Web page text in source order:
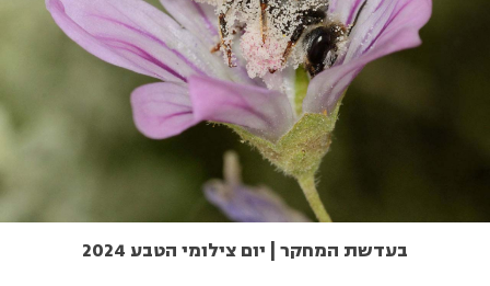
בעדשת המחקר | יום צילומי הטבע 2024